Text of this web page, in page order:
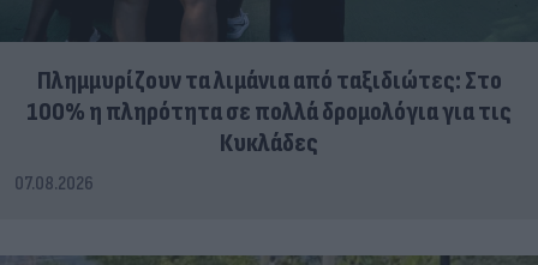
Πλημμυρίζουν τα λιμάνια από ταξιδιώτες: Στο
100% η πληρότητα σε πολλά δρομολόγια για τις
Κυκλάδες
07.08.2026